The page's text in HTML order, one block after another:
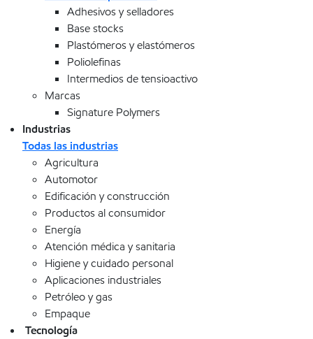
Adhesivos y selladores
Base stocks
Plastómeros y elastómeros
Poliolefinas
Intermedios de tensioactivo
Marcas
Signature Polymers
Industrias
Todas las industrias
Agricultura
Automotor
Edificación y construcción
Productos al consumidor
Energía
Atención médica y sanitaria
Higiene y cuidado personal
Aplicaciones industriales
Petróleo y gas
Empaque
Tecnología